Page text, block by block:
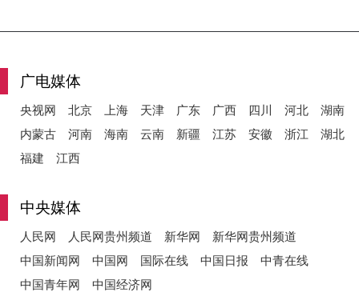
广电媒体
央视网 北京 上海 天津 广东 广西 四川 河北
湖南
内蒙古
河南 海南 云南 新疆 江苏 安徽 浙江
湖北
福建
江西
中央媒体
人民网 人民网贵州频道 新华网
新华网贵州频道
中国新闻网
中国网 国际在线 中国日报
中青在线
中国青年网
中国经济网